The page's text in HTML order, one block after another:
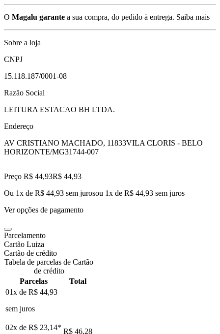
O Magalu garante a sua compra, do pedido à entrega. Saiba mais
Sobre a loja
CNPJ
15.118.187/0001-08
Razão Social
LEITURA ESTACAO BH LTDA.
Endereço
AV CRISTIANO MACHADO, 11833VILA CLORIS - BELO
HORIZONTE/MG31744-007
Preço R$ 44,93R$ 44,93
Ou 1x de R$ 44,93 sem jurosou 1x de R$ 44,93 sem juros
Ver opções de pagamento
Parcelamento
Cartão Luiza
Cartão de crédito
Tabela de parcelas de Cartão
de crédito
Parcelas
Total
01x de R$ 44,93
sem juros
02x de R$ 23,14* R$ 46,28